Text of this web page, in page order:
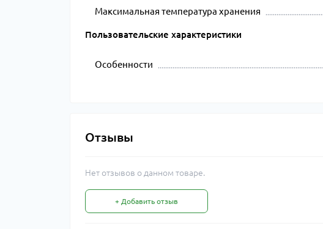
Максимальная температура хранения
Пользовательские характеристики
Особенности
Отзывы
Нет отзывов о данном товаре.
+ Добавить отзыв